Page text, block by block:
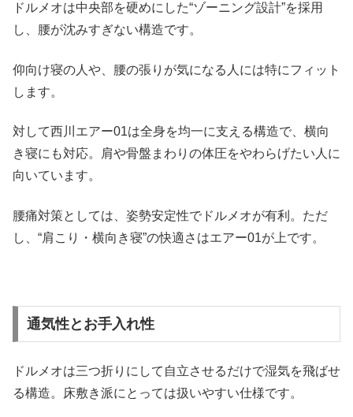
ドルメオは中央部を硬めにした“ゾーニング設計”を採用
し、腰が沈みすぎない構造です。
仰向け寝の人や、腰の張りが気になる人には特にフィット
します。
対して西川エアー01は全身を均一に支える構造で、横向
き寝にも対応。肩や骨盤まわりの体圧をやわらげたい人に
向いています。
腰痛対策としては、姿勢安定性でドルメオが有利。ただ
し、“肩こり・横向き寝”の快適さはエアー01が上です。
通気性とお手入れ性
ドルメオは三つ折りにして自立させるだけで湿気を飛ばせ
る構造。床敷き派にとっては扱いやすい仕様です。